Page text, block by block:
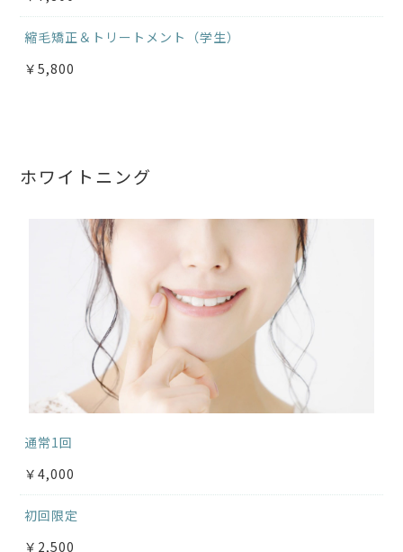
縮毛矯正＆トリートメント（学生）
￥5,800
ホワイトニング
通常1回
￥4,000
初回限定
￥2,500